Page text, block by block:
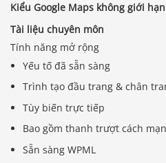
Kiểu Google Maps không giới hạn
Tài liệu chuyên môn
Tính năng mở rộng
Yếu tố đã sẵn sàng
Trình tạo đầu trang & chân
Tùy biến trực tiếp
Bao gồm thanh trượt cách
Sẵn sàng WPML